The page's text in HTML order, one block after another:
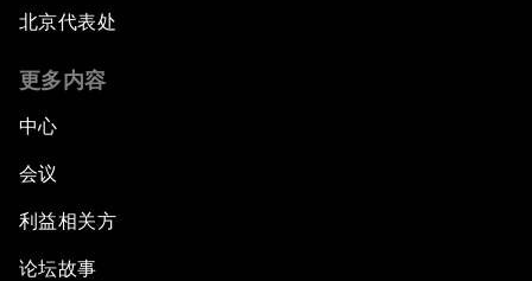
北京代表处
更多内容
中心
会议
利益相关方
论坛故事